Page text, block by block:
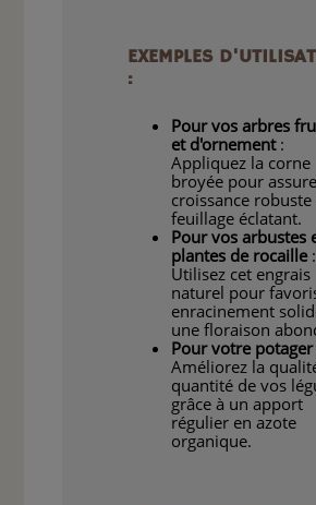
EXEMPLES
:
Pour vos arbres
et d'ornement:
Appliquez la corne
broyée pour
croissance robuste
feuillage éclatant.
Pour vos arbustes
plantes de rocaille:
Utilisez cet engrais
naturel pour
enracinement
une floraison
Pour votre potager
Améliorez la
quantité de vos
grâce à un apport
régulier en azote
organique.